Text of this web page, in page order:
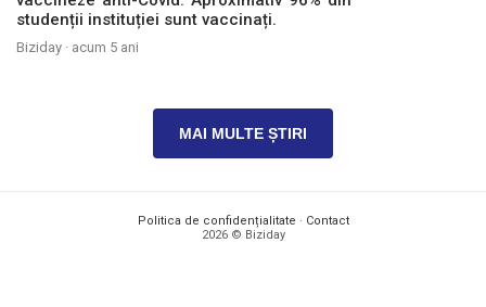
studenții instituției sunt vaccinați.
Biziday · acum 5 ani
MAI MULTE ȘTIRI
Politica de confidențialitate · Contact
2026 © Biziday